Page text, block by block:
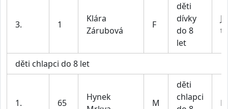
3. 1
Klára
Zárubová
F
děti
dívky
do 8
let
děti chlapci do 8 let
1. 65
Hynek
M
děti
chlapci